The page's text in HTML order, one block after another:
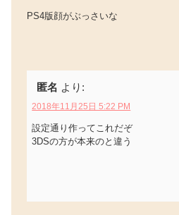
PS4版顔がぶっさいな
匿名 より:
2018年11月25日 5:22 PM
設定通り作ってこれだぞ
3DSの方が本来のと違う